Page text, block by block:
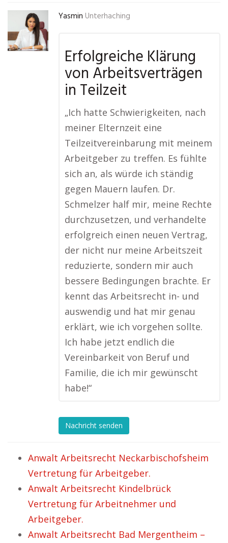
Yasmin Unterhaching
Erfolgreiche Klärung
von Arbeitsverträgen
in Teilzeit
„Ich hatte Schwierigkeiten, nach
meiner Elternzeit eine
Teilzeitvereinbarung mit meinem
Arbeitgeber zu treffen. Es fühlte
sich an, als würde ich ständig
gegen Mauern laufen. Dr.
Schmelzer half mir, meine Rechte
durchzusetzen, und verhandelte
erfolgreich einen neuen Vertrag,
der nicht nur meine Arbeitszeit
reduzierte, sondern mir auch
bessere Bedingungen brachte. Er
kennt das Arbeitsrecht in- und
auswendig und hat mir genau
erklärt, wie ich vorgehen sollte.
Ich habe jetzt endlich die
Vereinbarkeit von Beruf und
Familie, die ich mir gewünscht
habe!“
Nachricht senden
Anwalt Arbeitsrecht Neckarbischofsheim
Vertretung für Arbeitgeber.
Anwalt Arbeitsrecht Kindelbrück
Vertretung für Arbeitnehmer und
Arbeitgeber.
Anwalt Arbeitsrecht Bad Mergentheim –